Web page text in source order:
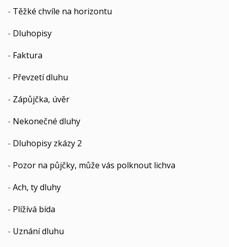
- Těžké chvíle na horizontu
- Dluhopisy
- Faktura
- Převzetí dluhu
- Zápůjčka, úvěr
- Nekonečné dluhy
- Dluhopisy zkázy 2
- Pozor na půjčky, může vás polknout lichva
- Ach, ty dluhy
- Plížívá bída
- Uznání dluhu